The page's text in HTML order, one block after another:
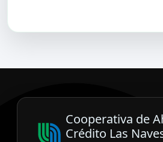
Cooperativa de
Crédito Las